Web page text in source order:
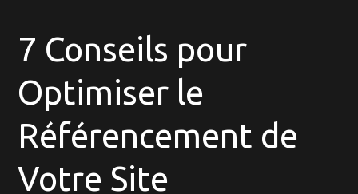
7 Conseils pour
Optimiser le
Référencement de
Votre Site